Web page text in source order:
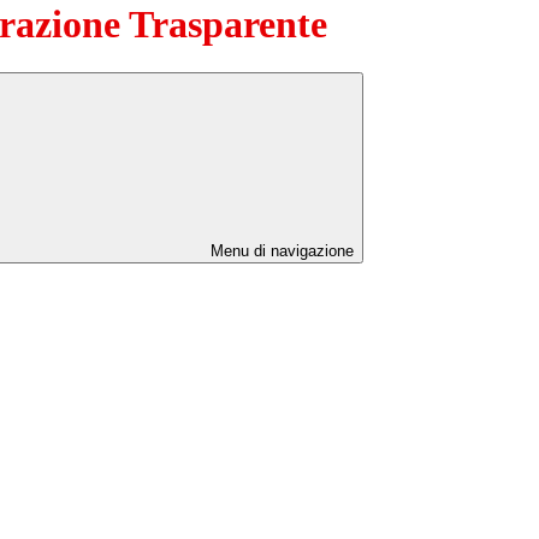
Trasparente
Menu di navigazione